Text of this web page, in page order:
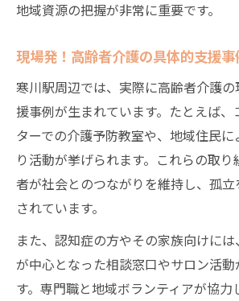
地域資源の把握が非常に重要です。
現場発！高齢者介護の具体的支援
寒川駅周辺では、実際に高齢者介護
援事例が生まれています。たとえば、
ターでの介護予防教室や、地域住民
り活動が挙げられます。これらの取
者が社会とのつながりを維持し、孤
されています。
また、認知症の方やその家族向けに
が中心となった相談窓口やサロン活
す。専門職と地域ボランティアが協力